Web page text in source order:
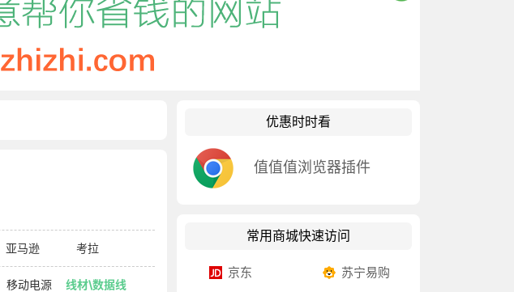
亚马逊 考拉
移动电源
线材\数据线
优惠时时看
值值值浏览器插件
常用商城快速访问
京东
苏宁易购